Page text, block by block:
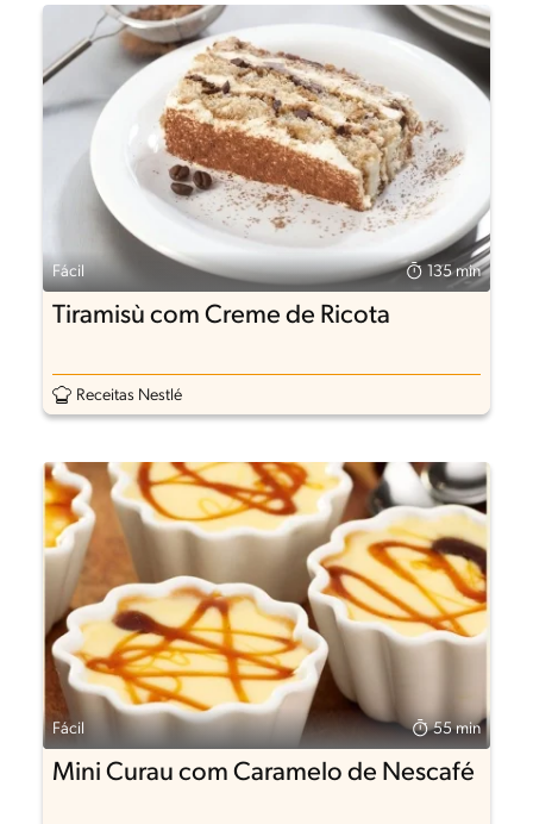
Fácil 135 min
Tiramisù com Creme de Ricota
Receitas Nestlé
Fácil 55 min
Mini Curau com Caramelo de Nescafé